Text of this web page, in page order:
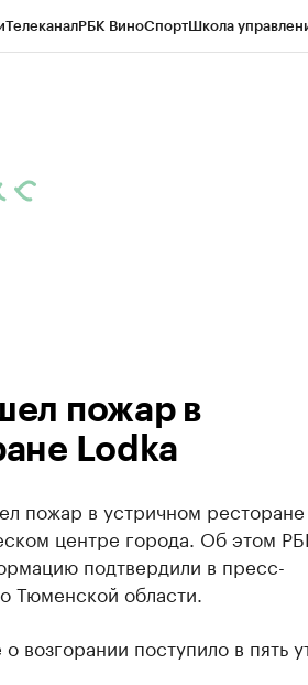
ТелеканалРБК ВиноСпортШкола
пожар в
Lodka
пожар в устричном ресторане
центре города. Об этом
подтвердили в пресс-
Тюменской области.
поступило в пять